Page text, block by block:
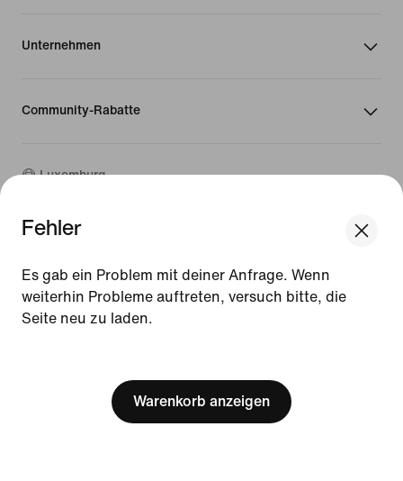
Update your location?
Luxemburg
Fehler
Es gab ein Problem mit deiner Anfrage. Wenn
weiterhin Probleme auftreten, versuch bitte, die
Seite neu zu laden.
Warenkorb anzeigen
Unternehmen
Community-Rabatte
Luxemburg
© 2026Nike, Inc. Alle Rechte vorbehalten
Nutzungsbedingungen
Verkaufsbedingungen
Impressum